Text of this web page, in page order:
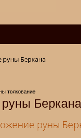
руны Беркана
толкование
Беркана
руны